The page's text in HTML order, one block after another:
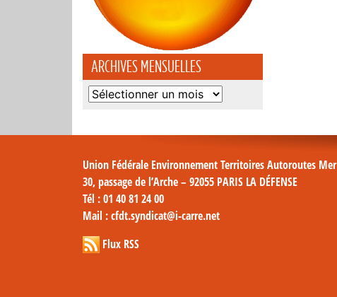
ARCHIVES MENSUELLES
Archives
Union Fédérale Environnement Territoires Autoroutes Mer
30, passage de l’Arche – 92055 PARIS LA DÉFENSE
Tél : 01 40 81 24 00
Mail : cfdt.syndicat@i-carre.net
Flux RSS